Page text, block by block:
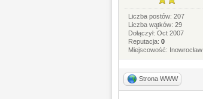
Liczba postów: 207
Liczba wątków: 29
Dołączył: Oct 2007
Reputacja:0
Miejscowość: Inowrocław
Strona WWW